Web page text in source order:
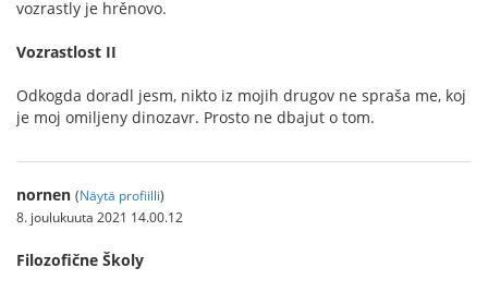
vozrastly je hrěnovo.
Vozrastlost II
Odkogda doradl jesm, nikto iz mojih drugov ne spraša me, koj
je moj omiljeny dinozavr. Prosto ne dbajut o tom.
nornen (Näytä profiilli)
8. joulukuuta 2021 14.00.12
Filozofične Školy